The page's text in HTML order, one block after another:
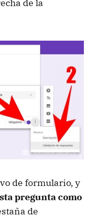
de la
de formulario, y
pregunta como
de